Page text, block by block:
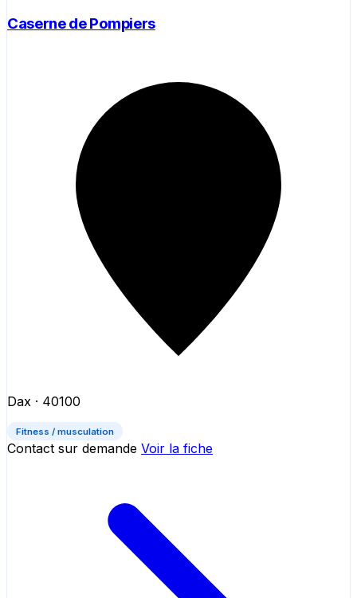
Caserne de Pompiers
Dax · 40100
Fitness / musculation
Contact sur demande Voir la fiche